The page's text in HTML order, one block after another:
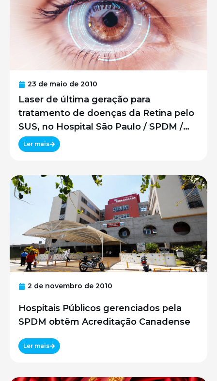
23 de maio de 2010
Laser de última geração para
tratamento de doenças da Retina pelo
SUS, no Hospital São Paulo / SPDM /
UNIFESP
Ler mais
2 de novembro de 2010
Hospitais Públicos gerenciados pela
SPDM obtêm Acreditação Canadense
Ler mais